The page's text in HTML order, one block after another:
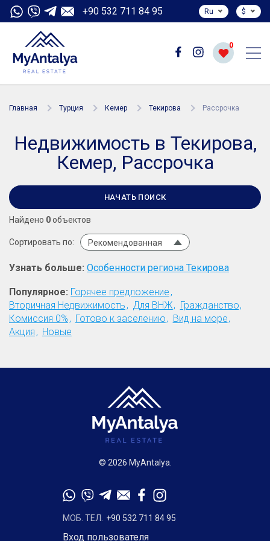
+90 532 711 84 95 Ru $
0
Главная Турция Кемер Текирова Рассрочка
Недвижимость в Текирова,
Кемер, Рассрочка
НАЧАТЬ ПОИСК
Найдено 0объектов
Сортировать по: Рекомендованная
Узнать больше: Особенности региона Текирова
Популярное: Горячее предложение
Вторичная Недвижимость
Для ВНЖ
Гражданство
Комиссия 0%
Готово к заселению
Вид на море
Акция
Новые
© 2026 MyAntalya.
МОБ. ТЕЛ. +90 532 711 84 95
Вход пользователя